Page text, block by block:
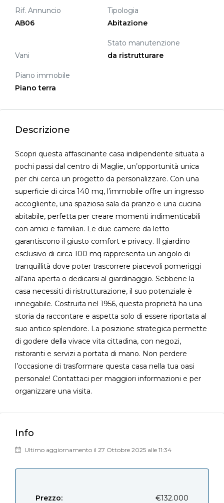
Rif. Annuncio
AB06
Tipologia
Abitazione
Vani
Stato manutenzione
da ristrutturare
Piano immobile
Piano terra
Descrizione
Scopri questa affascinante casa indipendente situata a
pochi passi dal centro di Maglie, un’opportunità unica
per chi cerca un progetto da personalizzare. Con una
superficie di circa 140 mq, l’immobile offre un ingresso
accogliente, una spaziosa sala da pranzo e una cucina
abitabile, perfetta per creare momenti indimenticabili
con amici e familiari. Le due camere da letto
garantiscono il giusto comfort e privacy. Il giardino
esclusivo di circa 100 mq rappresenta un angolo di
tranquillità dove poter trascorrere piacevoli pomeriggi
all’aria aperta o dedicarsi al giardinaggio. Sebbene la
casa necessiti di ristrutturazione, il suo potenziale è
innegabile. Costruita nel 1956, questa proprietà ha una
storia da raccontare e aspetta solo di essere riportata al
suo antico splendore. La posizione strategica permette
di godere della vivace vita cittadina, con negozi,
ristoranti e servizi a portata di mano. Non perdere
l’occasione di trasformare questa casa nella tua oasi
personale! Contattaci per maggiori informazioni e per
organizzare una visita.
Info
Ultimo aggiornamento il 27 Ottobre 2025 alle 11:34
Prezzo: €132.000